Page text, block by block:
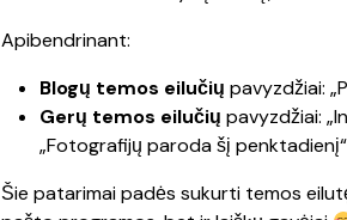
Apibendrinant:
Blogų temos eilučių pavyzdžiai:
Gerų temos eilučių pavyzdžiai:
„Fotografijų paroda šį penktadienį“
Šie patarimai padės sukurti temos